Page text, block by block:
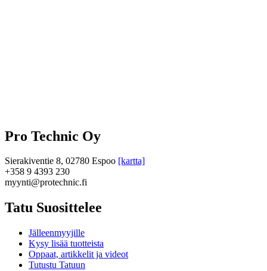
Pro Technic Oy
Sierakiventie 8, 02780 Espoo [kartta]
+358 9 4393 230
myynti@protechnic.fi
Tatu Suosittelee
Jälleenmyyjille
Kysy lisää tuotteista
Oppaat, artikkelit ja videot
Tutustu Tatuun